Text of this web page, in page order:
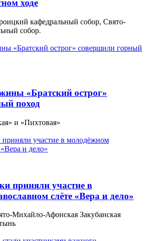
ходе
кафедральный собор, Свято-
собор.
«Братский острог»
поход
и «Пихтовая»
приняли участие в
слëте «Вера и дело»
Михайло-Афонская Закубанcкая